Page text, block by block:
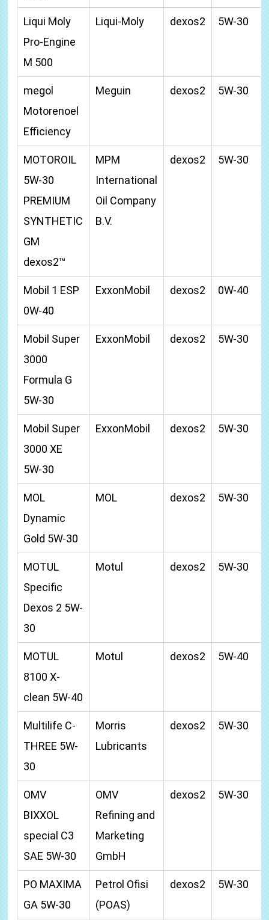
Liqui Moly
Pro-Engine
M 500
Liqui-Moly dexos2 5W-30
megol
Motorenoel
Efficiency
Meguin dexos2 5W-30
MOTOROIL
5W-30
PREMIUM
SYNTHETIC
GM
dexos2™
MPM
International
Oil Company
B.V.
dexos2 5W-30
Mobil 1 ESP
0W-40
ExxonMobil dexos2 0W-40
Mobil Super
3000
Formula G
5W-30
ExxonMobil dexos2 5W-30
Mobil Super
3000 XE
5W-30
ExxonMobil dexos2 5W-30
MOL
Dynamic
Gold 5W-30
MOL dexos2 5W-30
MOTUL
Specific
Dexos 2 5W-
30
Motul dexos2 5W-30
MOTUL
8100 X-
clean 5W-40
Motul dexos2 5W-40
Multilife C-
THREE 5W-
30
Morris
Lubricants
dexos2 5W-30
OMV
BIXXOL
special C3
SAE 5W-30
OMV
Refining and
Marketing
GmbH
dexos2 5W-30
PO MAXIMA
GA 5W-30
Petrol Ofisi
(POAS)
dexos2 5W-30